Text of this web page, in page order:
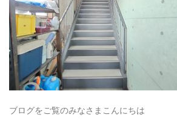
ブログをご覧のみなさまこんにちは